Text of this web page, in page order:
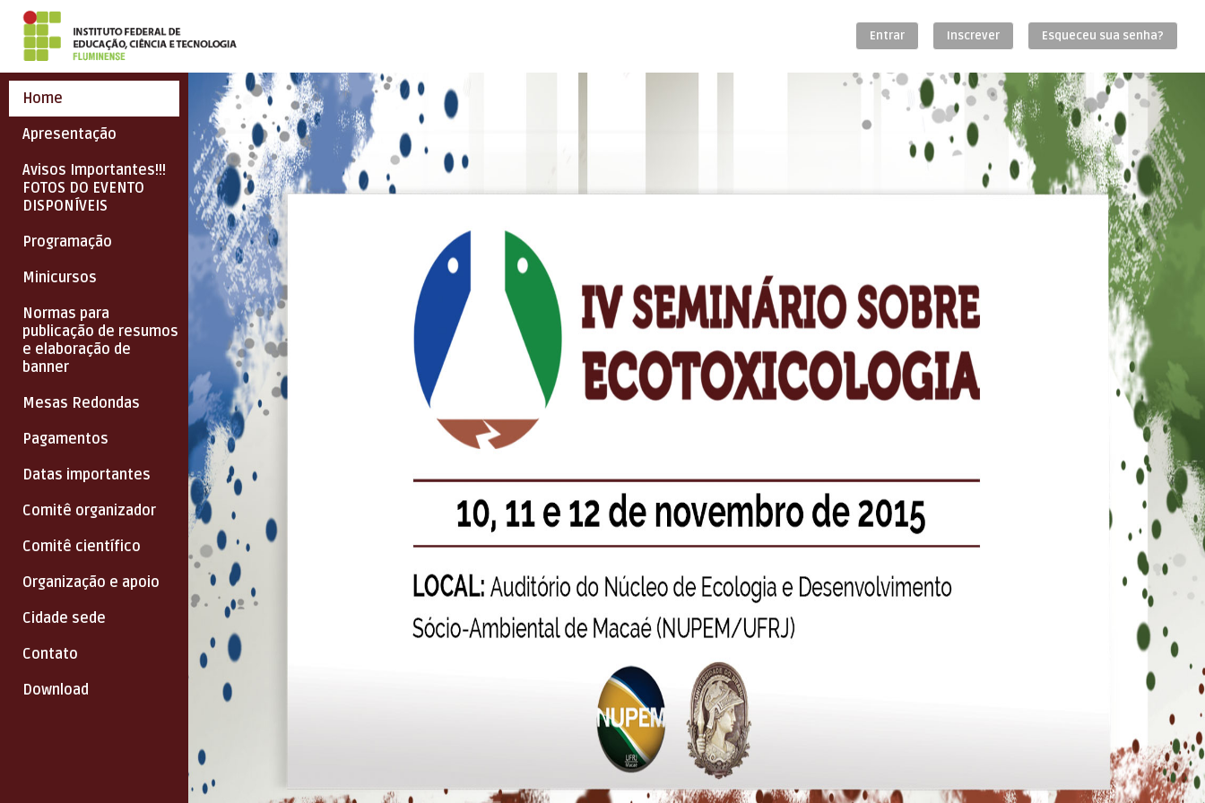
Entrar Inscrever Esqueceu sua senha?
Home
Apresentação
Avisos Importantes!!!
FOTOS DO EVENTO
DISPONÍVEIS
Programação
Minicursos
Normas para
publicação de resumos
e elaboração de
banner
Mesas Redondas
Pagamentos
Datas importantes
Comitê organizador
Comitê científico
Organização e apoio
Cidade sede
Contato
Download